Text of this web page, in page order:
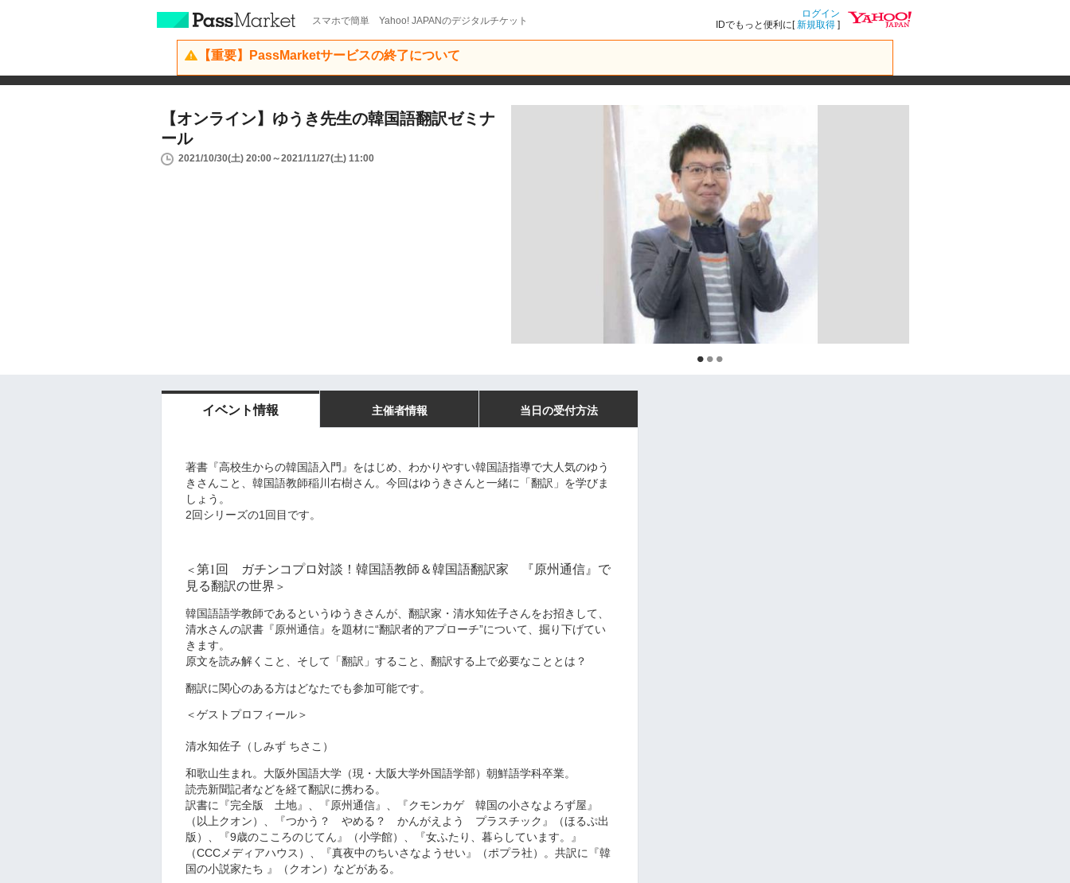
スマホで簡単 Yahoo! JAPANのデジタルチケット
ログイン
IDでもっと便利に[新規取得 ]
【重要】PassMarketサービスの終了について
【オンライン】ゆうき先生の韓国語翻訳ゼミナ
ール
2021/10/30(土) 20:00～2021/11/27(土) 11:00
イベント情報 主催者情報 当日の受付方法
著書『高校生からの韓国語入門』をはじめ、わかりやすい韓国語指導で大人気のゆう
きさんこと、韓国語教師稲川右樹さん。今回はゆうきさんと一緒に「翻訳」を学びま
しょう。
2回シリーズの1回目です。
＜第1回 ガチンコプロ対談！韓国語教師＆韓国語翻訳家 『原州通信』で
見る翻訳の世界 ＞
韓国語語学教師であるというゆうきさんが、翻訳家・清水知佐子さんをお招きして、
清水さんの訳書『原州通信』を題材に“翻訳者的アプローチ”について、掘り下げてい
きます。
原文を読み解くこと、そして「翻訳」すること、翻訳する上で必要なこととは？
翻訳に関心のある方はどなたでも参加可能です。
＜ゲストプロフィール＞
清水知佐子（しみず ちさこ）
和歌山生まれ。大阪外国語大学（現・大阪大学外国語学部）朝鮮語学科卒業。
読売新聞記者などを経て翻訳に携わる。
訳書に『完全版 土地』、『原州通信』、『クモンカゲ 韓国の小さなよろず屋』
（以上クオン）、『つかう？ やめる？ かんがえよう プラスチック』（ほるぷ出
版）、『9歳のこころのじてん』（小学館）、『女ふたり、暮らしています。』
（CCCメディアハウス）、『真夜中のちいさなようせい』（ポプラ社）。共訳に『韓
国の小説家たち 』（クオン）などがある。